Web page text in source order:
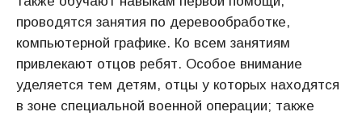
проводятся занятия по деревообработке,
компьютерной графике. Ко всем занятиям
привлекают отцов ребят. Особое внимание
уделяется тем детям, отцы у которых находятся
в зоне специальной военной операции; также